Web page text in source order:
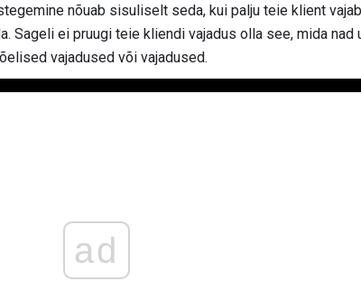
nõuab sisuliselt seda, kui palju teie klient
Sageli ei pruugi teie kliendi vajadus olla see, mida nad
vajadused või vajadused.
ad